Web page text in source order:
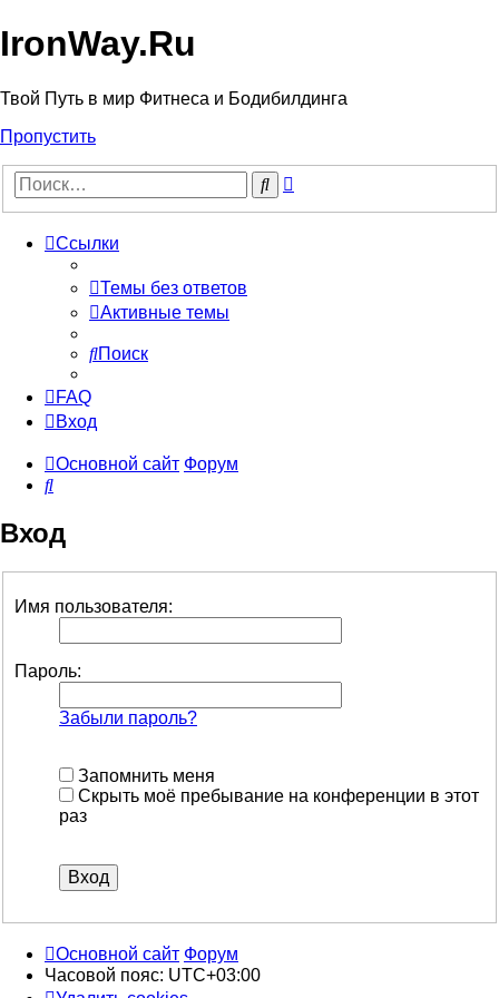
IronWay.Ru
Твой Путь в мир Фитнеса и Бодибилдинга
Пропустить
Поиск
Ссылки
Темы без ответов
Активные темы
Поиск
FAQ
Вход
Основной сайт Форум
Поиск
Вход
Имя пользователя:
Пароль:
Забыли пароль?
Запомнить меня
Скрыть моё пребывание на конференции в этот
раз
Основной сайт Форум
Часовой пояс: UTC+03:00